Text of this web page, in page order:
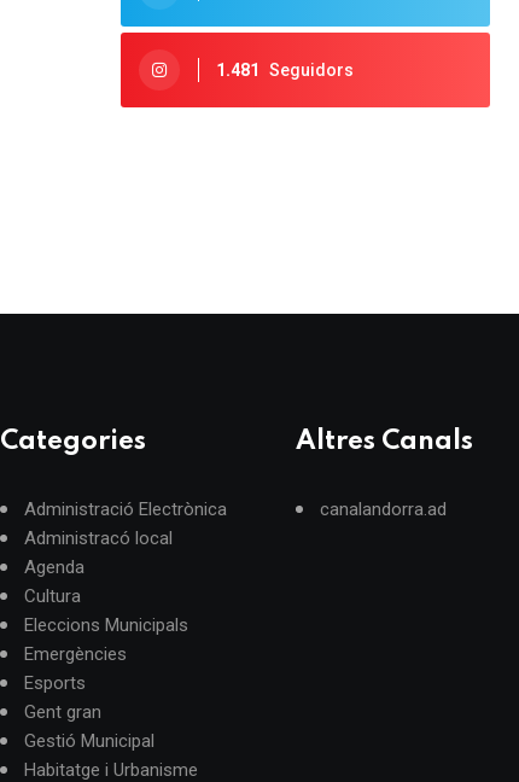
1.481 Seguidors
Categories
Administració Electrònica
Administracó local
Agenda
Cultura
Eleccions Municipals
Emergències
Esports
Gent gran
Gestió Municipal
Habitatge i Urbanisme
Altres Canals
canalandorra.ad